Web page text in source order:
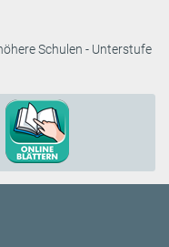
Schulen - Unterstufe